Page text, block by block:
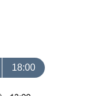
18:00